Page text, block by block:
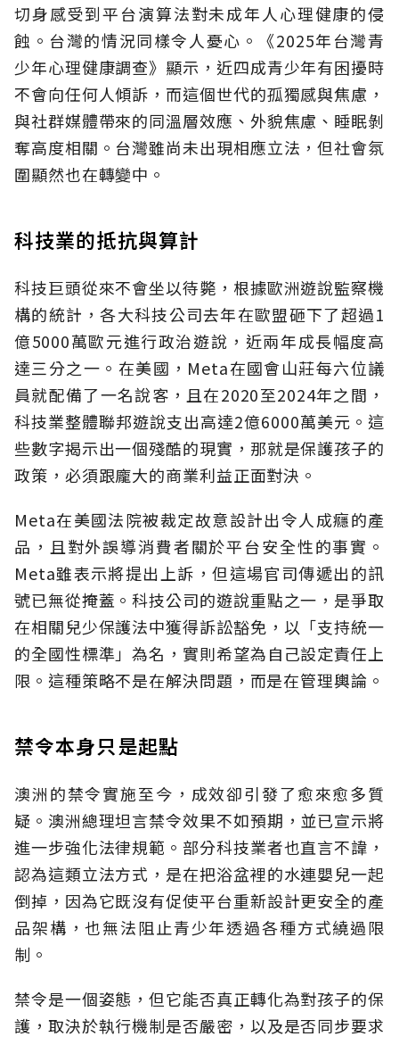
切身感受到平台演算法對未成年人心理健康的侵
蝕。台灣的情況同樣令人憂心。《2025年台灣青
少年心理健康調查》顯示，近四成青少年有困擾時
不會向任何人傾訴，而這個世代的孤獨感與焦慮，
與社群媒體帶來的同溫層效應、外貌焦慮、睡眠剝
奪高度相關。台灣雖尚未出現相應立法，但社會氛
圍顯然也在轉變中。
科技業的抵抗與算計
科技巨頭從來不會坐以待斃，根據歐洲遊說監察機
構的統計，各大科技公司去年在歐盟砸下了超過1
億5000萬歐元進行政治遊說，近兩年成長幅度高
達三分之一。在美國，Meta在國會山莊每六位議
員就配備了一名說客，且在2020至2024年之間，
科技業整體聯邦遊說支出高達2億6000萬美元。這
些數字揭示出一個殘酷的現實，那就是保護孩子的
政策，必須跟龐大的商業利益正面對決。
Meta在美國法院被裁定故意設計出令人成癮的產
品，且對外誤導消費者關於平台安全性的事實。
Meta雖表示將提出上訴，但這場官司傳遞出的訊
號已無從掩蓋。科技公司的遊說重點之一，是爭取
在相關兒少保護法中獲得訴訟豁免，以「支持統一
的全國性標準」為名，實則希望為自己設定責任上
限。這種策略不是在解決問題，而是在管理輿論。
禁令本身只是起點
澳洲的禁令實施至今，成效卻引發了愈來愈多質
疑。澳洲總理坦言禁令效果不如預期，並已宣示將
進一步強化法律規範。部分科技業者也直言不諱，
認為這類立法方式，是在把浴盆裡的水連嬰兒一起
倒掉，因為它既沒有促使平台重新設計更安全的產
品架構，也無法阻止青少年透過各種方式繞過限
制。
禁令是一個姿態，但它能否真正轉化為對孩子的保
護，取決於執行機制是否嚴密，以及是否同步要求